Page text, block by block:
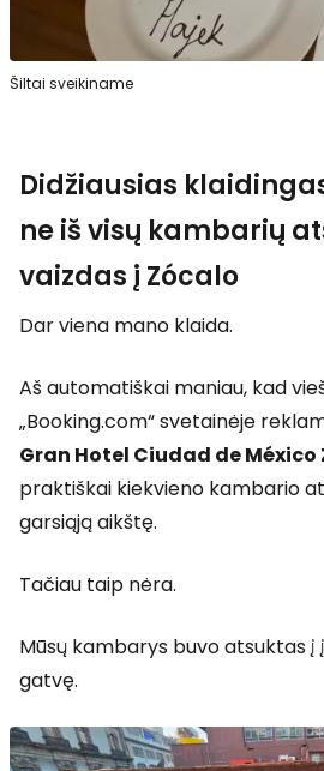
Šiltai sveikiname
Didžiausias
ne iš visų kambarių
vaizdas į Zócalo
Dar viena mano klaida.
Aš automatiškai maniau, kad
„Booking.com“ svetainėje
Gran Hotel Ciudad de México
praktiškai kiekvieno kambario
garsiąją aikštę.
Tačiau taip nėra.
Mūsų kambarys buvo atsuktas
gatvę.